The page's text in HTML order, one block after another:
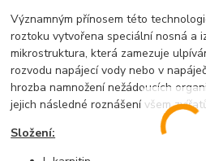
Významným přínosem této
roztoku vytvořena speciální nosná a
mikrostruktura, která zamezuje
rozvodu napájecí vody nebo v
hrozba namnožení nežádoucích
jejich následné roznášení všem
Složení: